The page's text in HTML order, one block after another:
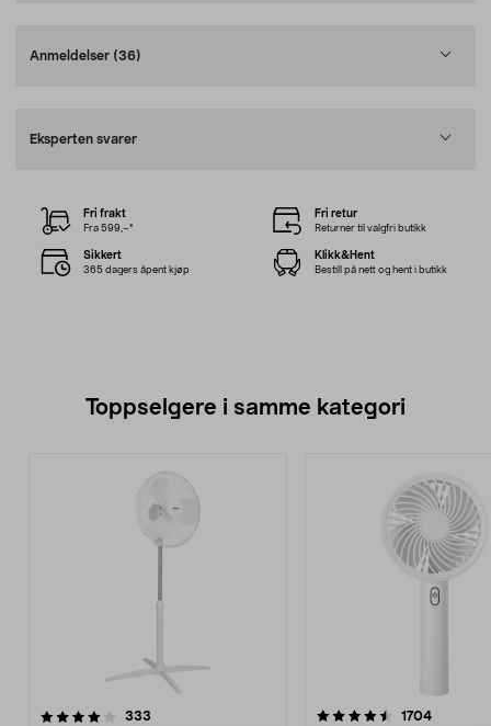
Anmeldelser (36)
Eksperten svarer
Fri frakt
Fra 599,–*
Fri retur
Returner til valgfri butikk
Sikkert
365 dagers åpent kjøp
Klikk&Hent
Bestill på nett og hent i butikk
Toppselgere i samme kategori
333
4.5 av 5 stjerner 1704
4.0 av 5 stjerner